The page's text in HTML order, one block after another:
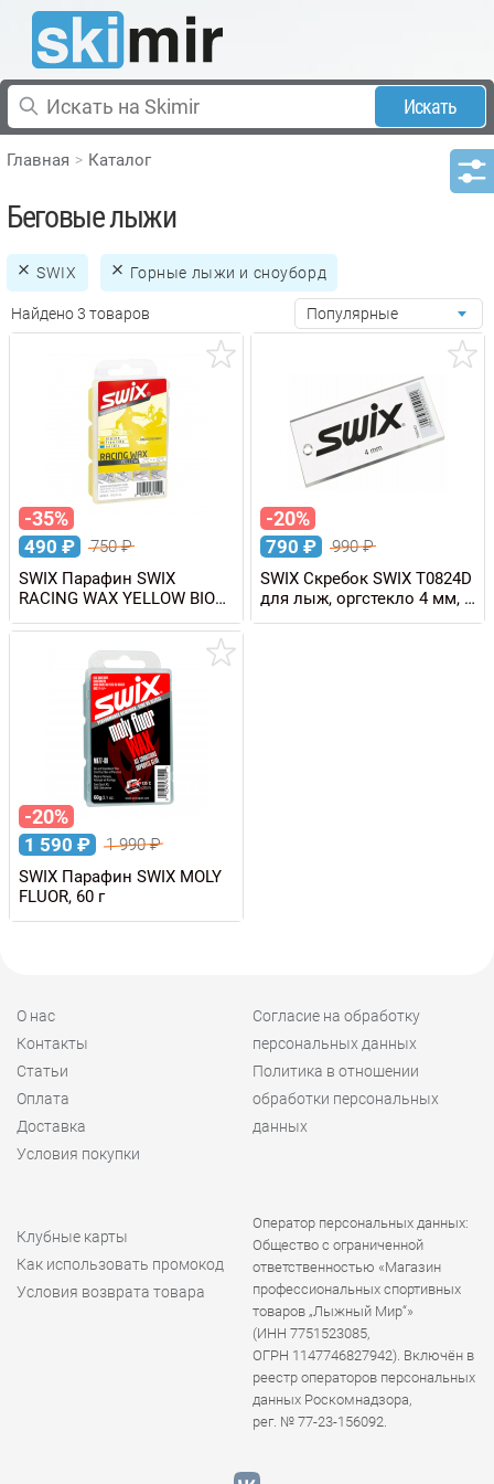
Искать
Главная Каталог
Беговые лыжи
SWIX Горные лыжи и сноуборд
Найдено 3 товаров Популярные
-35%
490 ₽ 750₽
SWIX Парафин SWIX
RACING WAX YELLOW BIO
+10/-2 C, 60 г
-20%
790 ₽ 990₽
SWIX Скребок SWIX T0824D
для лыж, оргстекло 4 мм, в
упаковке
-20%
1 590 ₽ 1 990₽
SWIX Парафин SWIX MOLY
FLUOR, 60 г
О нас
Контакты
Статьи
Оплата
Доставка
Условия покупки
Согласие на обработку
персональных данных
Политика в отношении
обработки персональных
данных
Клубные карты
Как использовать промокод
Условия возврата товара
Оператор персональных данных:
Общество с ограниченной
ответственностью «Магазин
профессиональных спортивных
товаров „Лыжный Мир“»
(ИНН 7751523085,
ОГРН 1147746827942). Включён в
реестр операторов персональных
данных Роскомнадзора,
рег. № 77-23-156092.